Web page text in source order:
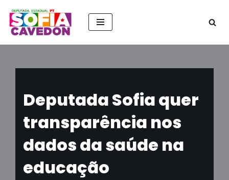
Pular
Deputada Sofia quer
transparência nos
dados da saúde na
educação